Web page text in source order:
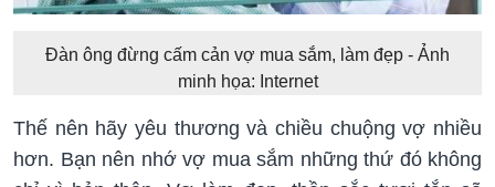
Đàn ông đừng cấm cản vợ mua sắm, làm đẹp - Ảnh
minh họa: Internet
Thế nên hãy yêu thương và chiều chuộng vợ nhiều
hơn. Bạn nên nhớ vợ mua sắm những thứ đó không